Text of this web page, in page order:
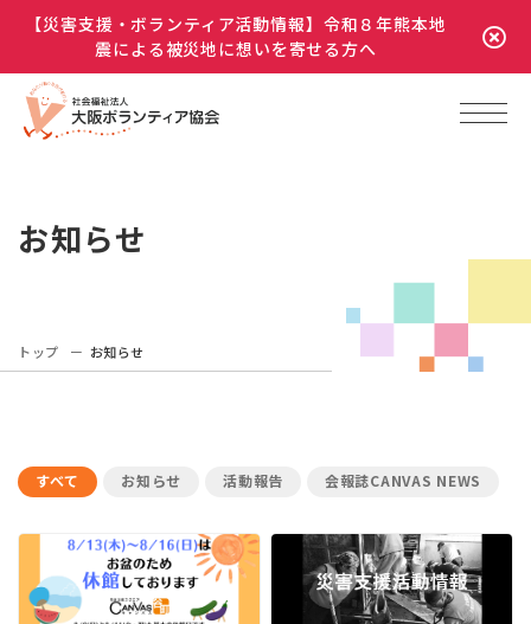
【災害支援・ボランティア活動情報】令和８年熊本地
震による被災地に想いを寄せる方へ
お知らせ
トップ お知らせ
すべて お知らせ 活動報告 会報誌CANVAS NEWS